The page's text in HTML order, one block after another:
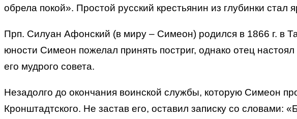
обрела покой». Простой русский крестьянин из глубинки стал
Прп. Силуан Афонский (в миру – Симеон) родился в 1866 г. в
юности Симеон пожелал принять постриг, однако отец
его мудрого совета.
Незадолго до окончания воинской службы, которую Симеон
Кронштадтского. Не застав его, оставил записку со